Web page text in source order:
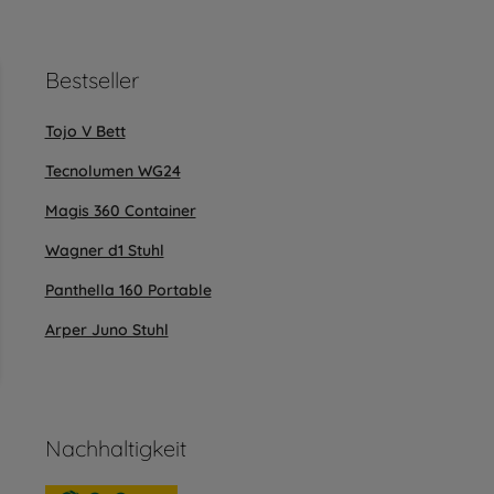
Bestseller
Tojo V Bett
Tecnolumen WG24
Magis 360 Container
Wagner d1 Stuhl
Panthella 160 Portable
Arper Juno Stuhl
Nachhaltigkeit
bieten zu können.